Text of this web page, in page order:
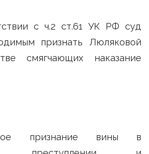
с ч.2 ст.61 УК РФ суд
признать Люляковой
смягчающих наказание
признание вины в